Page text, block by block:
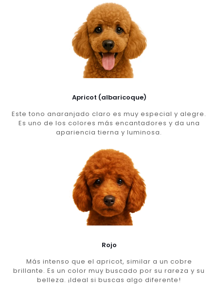
Apricot (albaricoque)
Este tono anaranjado claro es muy especial y alegre.
Es uno de los colores más encantadores y da una
apariencia tierna y luminosa.
Rojo
Más intenso que el apricot, similar a un cobre
brillante. Es un color muy buscado por su rareza y su
belleza. ¡Ideal si buscas algo diferente!